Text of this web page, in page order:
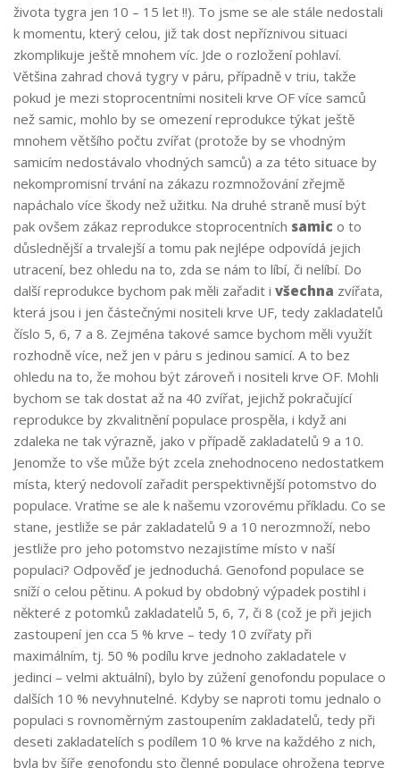
života tygra jen 10 – 15 let !!). To jsme se ale stále nedostali
k momentu, který celou, již tak dost nepříznivou situaci
zkomplikuje ještě mnohem víc. Jde o rozložení pohlaví.
Většina zahrad chová tygry v páru, případně v triu, takže
pokud je mezi stoprocentními nositeli krve OF více samců
než samic, mohlo by se omezení reprodukce týkat ještě
mnohem většího počtu zvířat (protože by se vhodným
samicím nedostávalo vhodných samců) a za této situace by
nekompromisní trvání na zákazu rozmnožování zřejmě
napáchalo více škody než užitku. Na druhé straně musí být
pak ovšem zákaz reprodukce stoprocentních samic o to
důslednější a trvalejší a tomu pak nejlépe odpovídá jejich
utracení, bez ohledu na to, zda se nám to líbí, či nelíbí. Do
další reprodukce bychom pak měli zařadit i všechna zvířata,
která jsou i jen částečnými nositeli krve UF, tedy zakladatelů
číslo 5, 6, 7 a 8. Zejména takové samce bychom měli využít
rozhodně více, než jen v páru s jedinou samicí. A to bez
ohledu na to, že mohou být zároveň i nositeli krve OF. Mohli
bychom se tak dostat až na 40 zvířat, jejichž pokračující
reprodukce by zkvalitnění populace prospěla, i když ani
zdaleka ne tak výrazně, jako v případě zakladatelů 9 a 10.
Jenomže to vše může být zcela znehodnoceno nedostatkem
místa, který nedovolí zařadit perspektivnější potomstvo do
populace. Vraťme se ale k našemu vzorovému příkladu. Co se
stane, jestliže se pár zakladatelů 9 a 10 nerozmnoží, nebo
jestliže pro jeho potomstvo nezajistíme místo v naší
populaci? Odpověď je jednoduchá. Genofond populace se
sníží o celou pětinu. A pokud by obdobný výpadek postihl i
některé z potomků zakladatelů 5, 6, 7, či 8 (což je při jejich
zastoupení jen cca 5 % krve – tedy 10 zvířaty při
maximálním, tj. 50 % podílu krve jednoho zakladatele v
jedinci – velmi aktuální), bylo by zúžení genofondu populace o
dalších 10 % nevyhnutelné. Kdyby se naproti tomu jednalo o
populaci s rovnoměrným zastoupením zakladatelů, tedy při
deseti zakladatelích s podílem 10 % krve na každého z nich,
byla by šíře genofondu sto členné populace ohrožena teprve